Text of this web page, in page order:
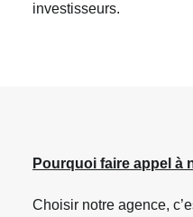
investisseurs.
Pourquoi faire appel à
Choisir notre agence,